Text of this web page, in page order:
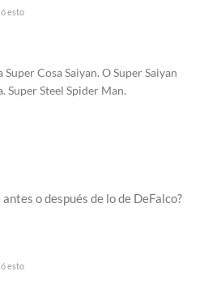
esto
Cosa Saiyan. O Super Saiyan
Super Steel Spider Man.
o después de lo de DeFalco?
esto